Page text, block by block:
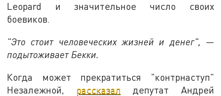
Leopard и значительное число своих
боевиков.
"Это стоит человеческих жизней и денег", —
подытоживает Бекки.
Когда может прекратиться "контрнаступ"
Незалежной, рассказал депутат Андрей